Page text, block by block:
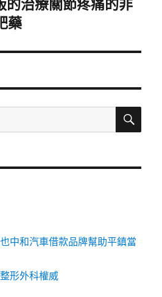
的治療關節疼痛的非
藥
搜
中和汽車借款品牌幫助平鎮當
形外科權威